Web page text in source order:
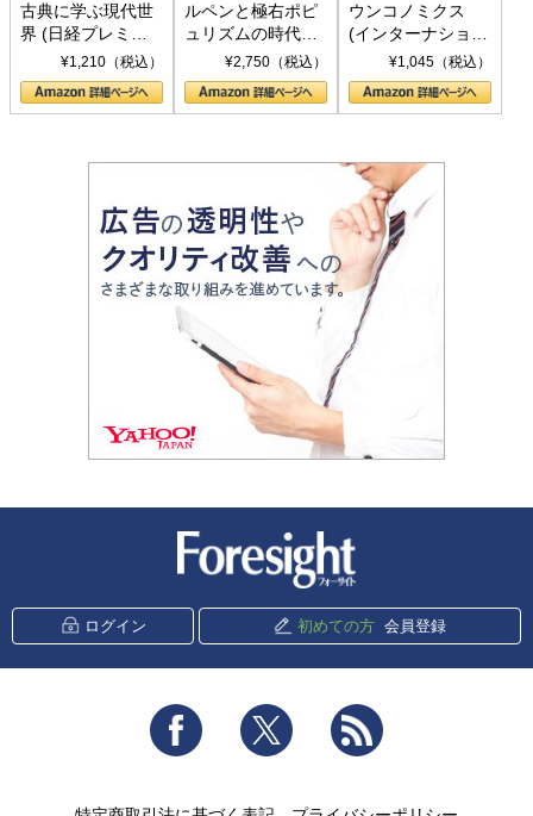
古典に学ぶ現代世
界 (日経プレミア
シリーズ)¥1,210（税込）
ルペンと極右ポピ
ュリズムの時代：
〈ヤヌス〉の二つ
の顔
¥2,750（税込）
ウンコノミクス
(インターナショナ
ル新書)¥1,045（税込）
ログイン 初めての方 会員登録
Facebook Twitter